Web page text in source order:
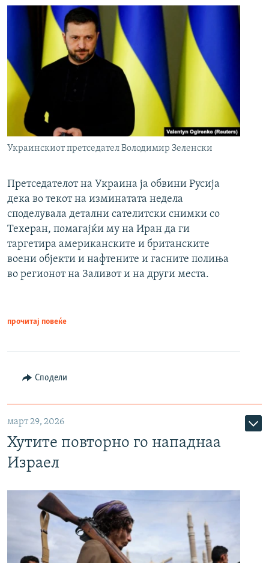
Украинскиот претседател Володимир Зеленски
Претседателот на Украина ја обвини Русија
дека во текот на изминатата недела
споделувала детални сателитски снимки со
Техеран, помагајќи му на Иран да ги
таргетира американските и британските
воени објекти и нафтените и гасните полиња
во регионот на Заливот и на други места.
прочитај повеќе
Сподели
март 29, 2026
Хутите повторно го нападнаа
Израел